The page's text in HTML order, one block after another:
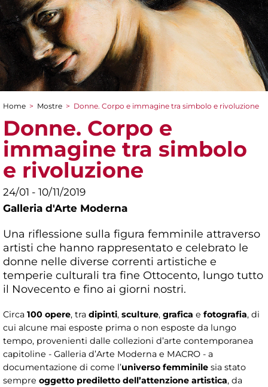
Tu sei qui
Home > Mostre > Donne. Corpo e immagine tra simbolo e rivoluzione
Donne. Corpo e
immagine tra simbolo
e rivoluzione
24/01 - 10/11/2019
Galleria d'Arte Moderna
Una riflessione sulla figura femminile attraverso
artisti che hanno rappresentato e celebrato le
donne nelle diverse correnti artistiche e
temperie culturali tra fine Ottocento, lungo tutto
il Novecento e fino ai giorni nostri.
Circa 100 opere, tra dipinti, sculture, grafica e fotografia, di
cui alcune mai esposte prima o non esposte da lungo
tempo, provenienti dalle collezioni d’arte contemporanea
capitoline - Galleria d’Arte Moderna e MACRO - a
documentazione di come l’universo femminile sia stato
sempre oggetto prediletto dell’attenzione artistica, da